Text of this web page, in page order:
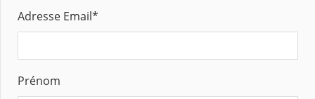
Adresse Email*
Prénom